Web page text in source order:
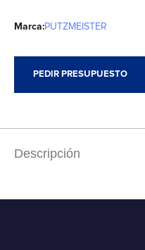
Marca:PUTZMEISTER
PEDIR PRESUPUESTO
Descripción